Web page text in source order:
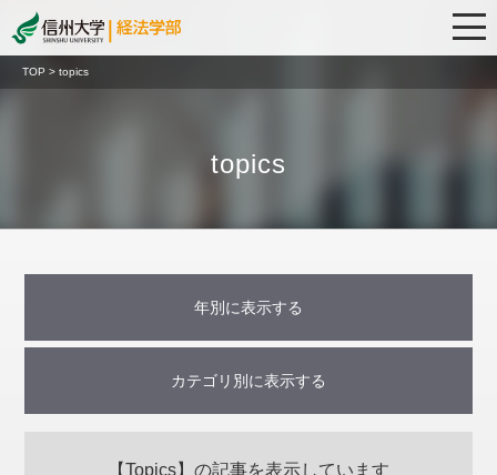
TOP > topics
topics
年別に表示する
2023年 (9)
2022年 (18)
2021年 (25)
2020年 (22)
2019年 (20)
2018年 (26)
2017年 (24)
2016年 (22)
2015年 (3)
カテゴリ別に表示する
全て
お知らせ
研究活動
講演・イベント情報
【Topics】の記事を表示しています